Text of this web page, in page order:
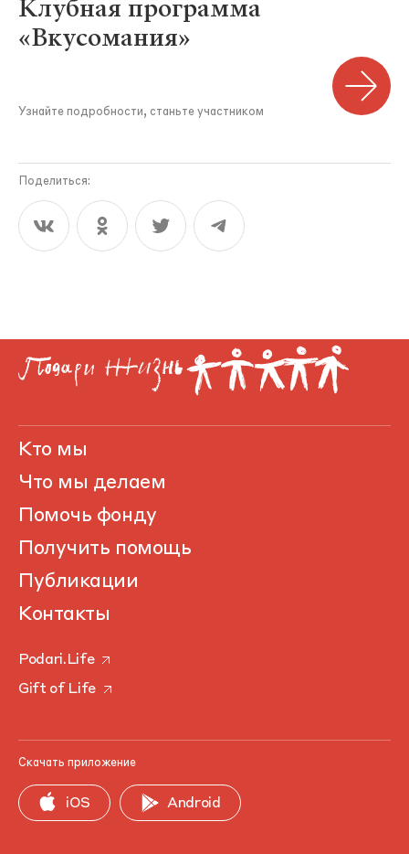
Клубная программа
«Вкусомания»
Узнайте подробности, станьте участником
Поделиться:
Кто мы
Что мы делаем
Помочь фонду
Получить помощь
Публикации
Контакты
Podari.Life
Gift of Life
Скачать приложение
iOS Android